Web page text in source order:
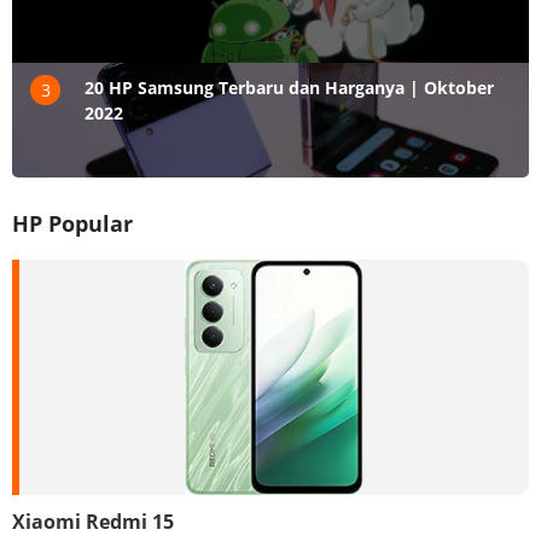
3
20 HP Samsung Terbaru dan Harganya | Oktober
2022
HP Popular
Xiaomi Redmi 15